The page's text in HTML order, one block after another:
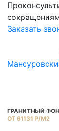
Заказать
ГРАНИТНЫЙ
ОТ 61131 Р/М2